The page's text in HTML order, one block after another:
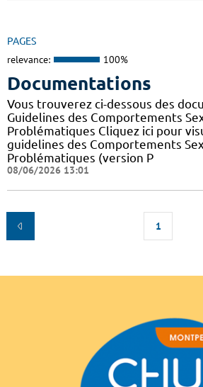
PAGES
relevance: 100%
Documentations
Vous trouverez ci-dessous des
Guidelines des Comportements
Problématiques Cliquez ici pour
guidelines des Comportements
Problématiques (version P
08/06/2026 13:01
1